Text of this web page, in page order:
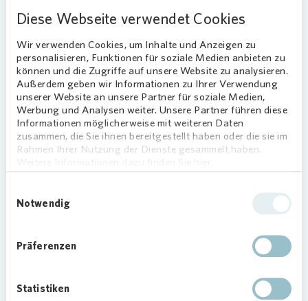
Diese Webseite verwendet Cookies
Wir verwenden Cookies, um Inhalte und Anzeigen zu
personalisieren, Funktionen für soziale Medien anbieten zu
können und die Zugriffe auf unsere Website zu analysieren.
Außerdem geben wir Informationen zu Ihrer Verwendung
unserer Website an unsere Partner für soziale Medien,
Werbung und Analysen weiter. Unsere Partner führen diese
Informationen möglicherweise mit weiteren Daten
zusammen, die Sie ihnen bereitgestellt haben oder die sie im
Rahmen Ihrer Nutzung der Dienste gesammelt haben.
Notwendig
Präferenzen
Statistiken
harmonisches Quartier zu entwickeln, in dem die
Lebensformen gut zueinander passt“, so Barche
weiter.
Loading...
Bauweise
Terrasse, Parkett mit Fußbodenheizung sowie